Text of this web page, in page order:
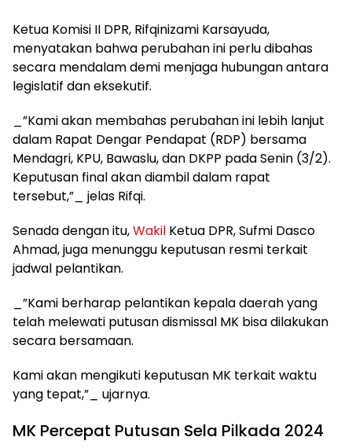
Ketua Komisi II DPR, Rifqinizami Karsayuda,
menyatakan bahwa perubahan ini perlu dibahas
secara mendalam demi menjaga hubungan antara
legislatif dan eksekutif.
_”Kami akan membahas perubahan ini lebih lanjut
dalam Rapat Dengar Pendapat (RDP) bersama
Mendagri, KPU, Bawaslu, dan DKPP pada Senin (3/2).
Keputusan final akan diambil dalam rapat
tersebut,”_ jelas Rifqi.
Senada dengan itu,Wakil Ketua DPR, Sufmi Dasco
Ahmad, juga menunggu keputusan resmi terkait
jadwal pelantikan.
_”Kami berharap pelantikan kepala daerah yang
telah melewati putusan dismissal MK bisa dilakukan
secara bersamaan.
Kami akan mengikuti keputusan MK terkait waktu
yang tepat,”_ ujarnya.
MK Percepat Putusan Sela Pilkada 2024